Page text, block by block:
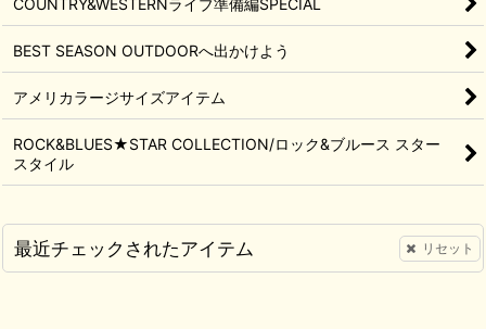
COUNTRY&WESTERNライブ準備編SPECIAL
BEST SEASON OUTDOORへ出かけよう
アメリカラージサイズアイテム
ROCK&BLUES★STAR COLLECTION/ロック&ブルース スター
スタイル
最近チェックされたアイテム リセット